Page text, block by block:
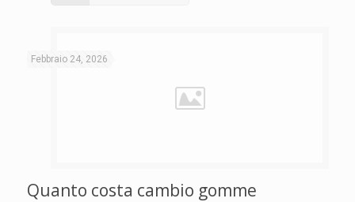
Febbraio 24, 2026
Quanto costa cambio gomme